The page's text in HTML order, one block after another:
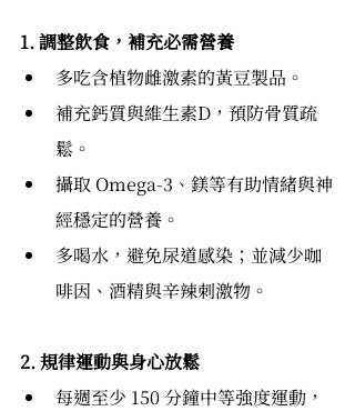
1. 調整飲食，補充必需營養
多吃含植物雌激素的黃豆製品。
補充鈣質與維生素D，預防骨質疏
鬆。
攝取 Omega-3、鎂等有助情緒與神
經穩定的營養。
多喝水，避免尿道感染；並減少咖
啡因、酒精與辛辣刺激物。
2. 規律運動與身心放鬆
每週至少 150 分鐘中等強度運動，